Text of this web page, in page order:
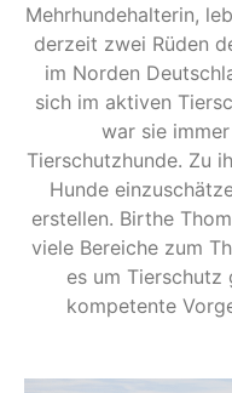
Mehrhundehalterin,
derzeit zwei Rüden
im Norden
sich im aktiven
war sie
Tierschutzhunde. Zu
Hunde
erstellen. Birthe
viele Bereiche zum
es um
kompetente